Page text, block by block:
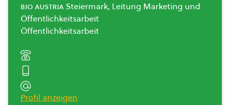
bio austria Steiermark, Leitung Marketing und
Öffentlichkeitsarbeit
Öffentlichkeitsarbeit
Profil anzeigen